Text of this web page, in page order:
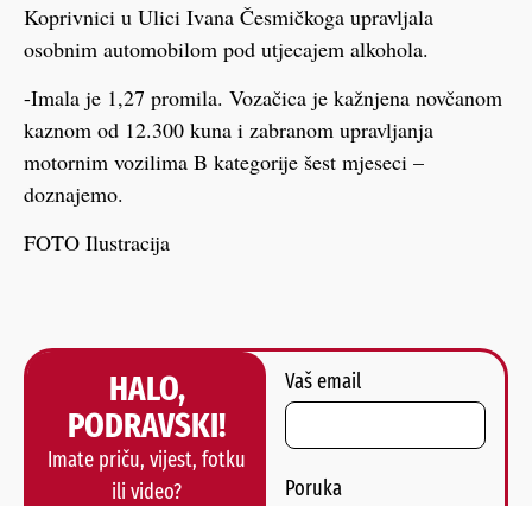
Koprivnici u Ulici Ivana Česmičkoga upravljala
osobnim automobilom pod utjecajem alkohola.
-Imala je 1,27 promila. Vozačica je kažnjena novčanom
kaznom od 12.300 kuna i zabranom upravljanja
motornim vozilima B kategorije šest mjeseci –
doznajemo.
FOTO Ilustracija
HALO,
PODRAVSKI!
Imate priču, vijest, fotku
ili video?
Vaš email
Poruka